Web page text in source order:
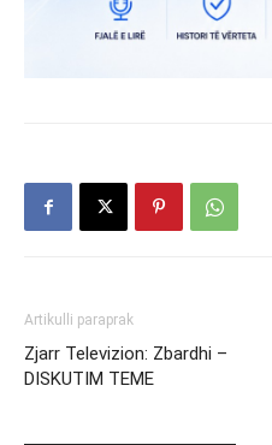
Artikulli paraprak
Zjarr Televizion: Zbardhi –
DISKUTIM TEME